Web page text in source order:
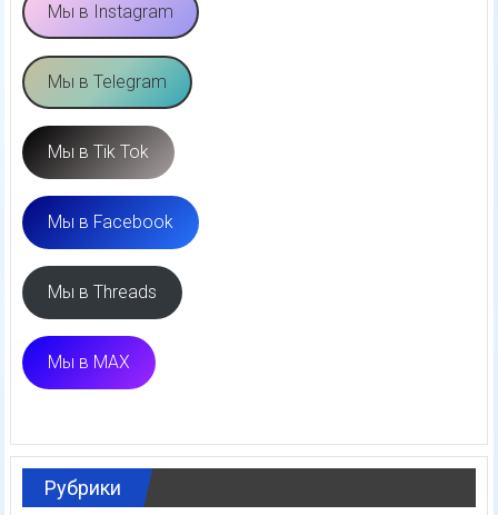
Мы в Instagram
Мы в Telegram
Мы в Tik Tok
Мы в Facebook
Мы в Threads
Мы в MAX
Рубрики